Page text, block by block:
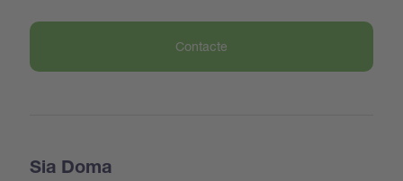
Contacte
Sia Doma